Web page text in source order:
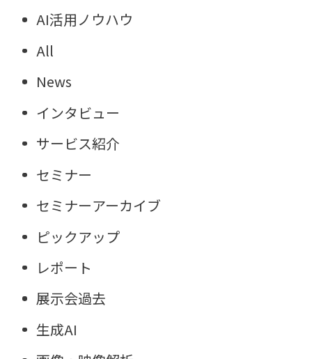
AI活用ノウハウ
All
News
インタビュー
サービス紹介
セミナー
セミナーアーカイブ
ピックアップ
レポート
展示会過去
生成AI